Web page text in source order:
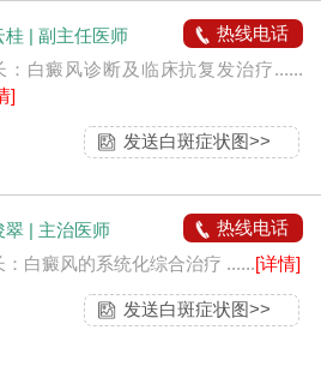
桂 | 副主任医师
热线电话
：白癜风诊断及临床抗复发治疗......
]
发送白斑症状图>>
翠 | 主治医师
热线电话
：白癜风的系统化综合治疗 ......[详情]
发送白斑症状图>>